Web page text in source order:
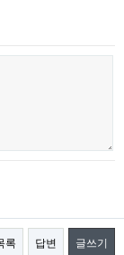
록 답변 글쓰기